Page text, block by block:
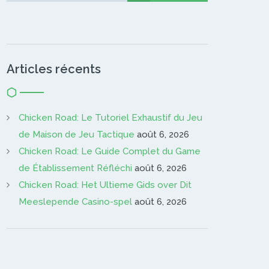
Articles récents
Chicken Road: Le Tutoriel Exhaustif du Jeu
de Maison de Jeu Tactique août 6, 2026
Chicken Road: Le Guide Complet du Game
de Établissement Réfléchi août 6, 2026
Chicken Road: Het Ultieme Gids over Dit
Meeslepende Casino-spel août 6, 2026